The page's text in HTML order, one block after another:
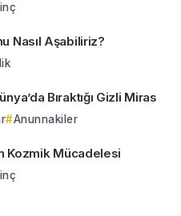
Nasıl Aşabiliriz?
Bıraktığı Gizli Miras
Anunnakiler
Kozmik Mücadelesi